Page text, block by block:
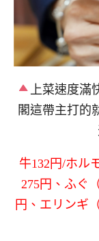
上菜速度滿
閣這帶主打的
牛132円/ホル
275円、ふぐ
円、エリンギ